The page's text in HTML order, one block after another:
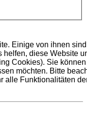
Einige von ihnen
helfen, diese Website
Cookies). Sie
möchten. Bitte
alle Funktionalitäten